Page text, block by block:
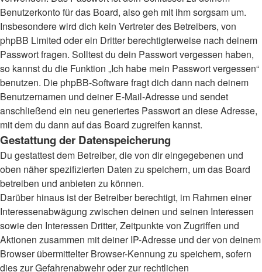
Benutzerkonto für das Board, also geh mit ihm sorgsam um.
Insbesondere wird dich kein Vertreter des Betreibers, von
phpBB Limited oder ein Dritter berechtigterweise nach deinem
Passwort fragen. Solltest du dein Passwort vergessen haben,
so kannst du die Funktion „Ich habe mein Passwort vergessen“
benutzen. Die phpBB-Software fragt dich dann nach deinem
Benutzernamen und deiner E-Mail-Adresse und sendet
anschließend ein neu generiertes Passwort an diese Adresse,
mit dem du dann auf das Board zugreifen kannst.
Gestattung der Datenspeicherung
Du gestattest dem Betreiber, die von dir eingegebenen und
oben näher spezifizierten Daten zu speichern, um das Board
betreiben und anbieten zu können.
Darüber hinaus ist der Betreiber berechtigt, im Rahmen einer
Interessenabwägung zwischen deinen und seinen Interessen
sowie den Interessen Dritter, Zeitpunkte von Zugriffen und
Aktionen zusammen mit deiner IP-Adresse und der von deinem
Browser übermittelter Browser-Kennung zu speichern, sofern
dies zur Gefahrenabwehr oder zur rechtlichen